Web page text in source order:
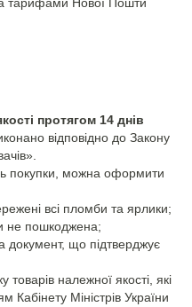
протягом 14 днів
відповідно до Закону
покупки, можна оформити
всі пломби та ярлики;
не пошкоджена;
документ, що підтверджує
товарів належної якості, які
Міністрів України